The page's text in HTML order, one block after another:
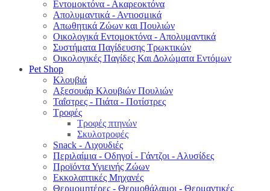
Εντομοκτόνα - Ακαρεοκτόνα
Απολυμαντικά - Αντιοσμικά
Απωθητικά Ζώων και Πουλιών
Οικολογικά Εντομοκτόνα - Απολυμαντικά
Συστήματα Παγίδευσης Τρωκτικών
Οικολογικές Παγίδες Και Δολώματα Εντόμων
Pet Shop
Κλουβιά
Αξεσουάρ Κλουβιών Πουλιών
Ταΐστρες - Πιάτα - Ποτίστρες
Τροφές
Τροφές πτηνών
Σκυλοτροφές
Snack - Λιχουδιές
Περιλαίμια - Οδηγοί - Γάντζοι - Αλυσίδες
Προϊόντα Υγιεινής Ζώων
Εκκολαπτικές Μηχανές
Θερμομητέρες - Θερμοθάλαμοι - Θερμαντικές